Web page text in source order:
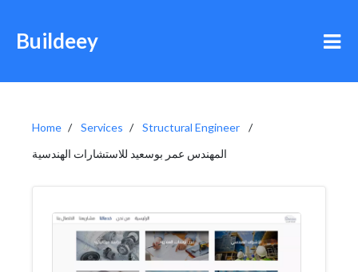
Buildeey
Home Services
Structural Engineer
المهندس عمر بوسعيد للاستشارات الهندسية